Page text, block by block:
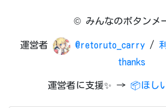
© みんなのボタンメ
運営者 @retoruto_carry /
thanks
運営者に支援✨ → 📦ほし